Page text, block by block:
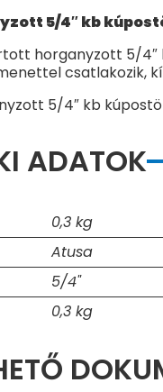
5/4″ kb
horganyzott 5/4″
csatlakozik,
5/4″ kb
ADATOK
0,3 kg
Atusa
5/4"
0,3 kg